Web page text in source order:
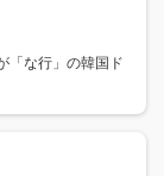
「な行」の韓国ド